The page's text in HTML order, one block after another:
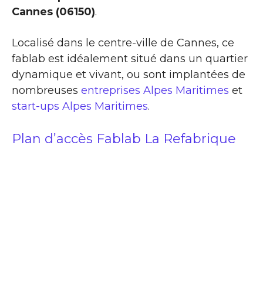
Cannes (06150).
Localisé dans le centre-ville de Cannes, ce
fablab est idéalement situé dans un quartier
dynamique et vivant, ou sont implantées de
nombreuses entreprises Alpes Maritimes et
start-ups Alpes Maritimes.
Plan d’accès Fablab La Refabrique